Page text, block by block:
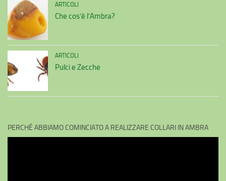
ARTICOLI
Che cos’è l’Ambra?
ARTICOLI
Pulci e Zecche
PERCHÉ ABBIAMO COMINCIATO A REALIZZARE COLLARI IN AMBRA